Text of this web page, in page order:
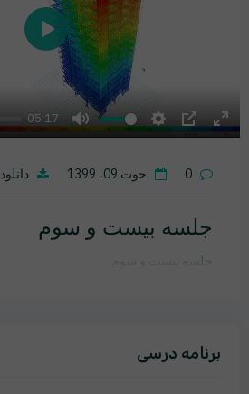
05:17
Mute Settings
PIP
Play
0 حوت 09، 1399 دانلود
جلسه بیست و سوم
جلسه بیست و سوم
برنامه درسی